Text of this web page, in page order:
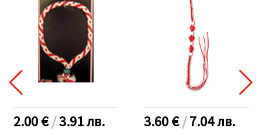
2.00 €/3.91лв. 3.60 €/7.04лв.